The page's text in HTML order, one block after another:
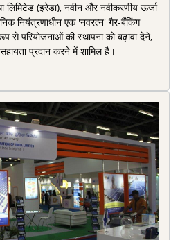
लिमिटेड (इरेडा), नवीन और नवीकरणीय ऊर्जा
नियंत्रणाधीन एक 'नवरत्न' गैर-बैंकिंग
से परियोजनाओं की स्‍थापना को बढ़ावा देने,
प्रदान करने में शामिल है।